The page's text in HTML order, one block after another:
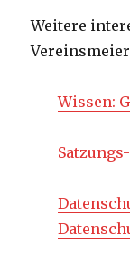
Weitere
Wissen: